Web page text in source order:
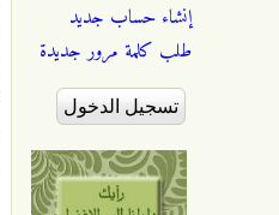
إنشاء حساب جديد
طلب كلمة مرور جديدة